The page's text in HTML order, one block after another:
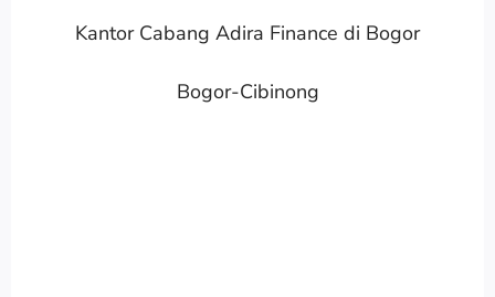
Kantor Cabang Adira Finance di Bogor
Bogor-Cibinong